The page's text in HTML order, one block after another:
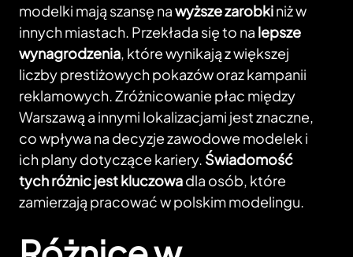
modelki mają szansę nawyższe zarobkiniż w
innych miastach. Przekłada się to na lepsze
wynagrodzenia, które wynikają z większej
liczby prestiżowych pokazów oraz kampanii
reklamowych. Zróżnicowanie płac między
Warszawą a innymi lokalizacjami jest znaczne,
co wpływa na decyzje zawodowe modelek i
ich plany dotyczące kariery. Świadomość
tych różnic jest kluczowadla osób, które
zamierzają pracować w polskim modelingu.